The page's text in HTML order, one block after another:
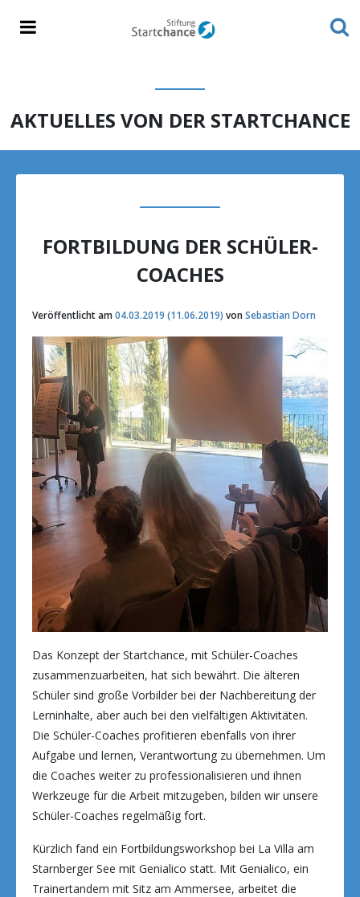
AKTUELLES VON DER STARTCHANCE
FORTBILDUNG DER SCHÜLER-
COACHES
Veröffentlicht am04.03.2019 (11.06.2019) vonSebastian Dorn
Das Konzept der Startchance, mit Schüler-Coaches
zusammenzuarbeiten, hat sich bewährt. Die älteren
Schüler sind große Vorbilder bei der Nachbereitung der
Lerninhalte, aber auch bei den vielfältigen Aktivitäten.
Die Schüler-Coaches profitieren ebenfalls von ihrer
Aufgabe und lernen, Verantwortung zu übernehmen. Um
die Coaches weiter zu professionalisieren und ihnen
Werkzeuge für die Arbeit mitzugeben, bilden wir unsere
Schüler-Coaches regelmäßig fort.
Kürzlich fand ein Fortbildungsworkshop bei La Villa am
Starnberger See mit Genialico statt. Mit Genialico, ein
Trainertandem mit Sitz am Ammersee, arbeitet die